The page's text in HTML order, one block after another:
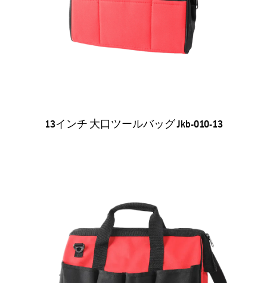
13インチ 大口ツールバッグ Jkb-010-13